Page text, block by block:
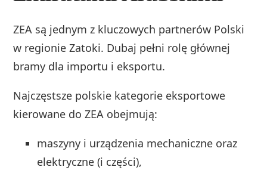
ZEA są jednym z kluczowych partnerów Polski
w regionie Zatoki. Dubaj pełni rolę głównej
bramy dla importu i eksportu.
Najczęstsze polskie kategorie eksportowe
kierowane do ZEA obejmują:
maszyny i urządzenia mechaniczne oraz
elektryczne (i części),